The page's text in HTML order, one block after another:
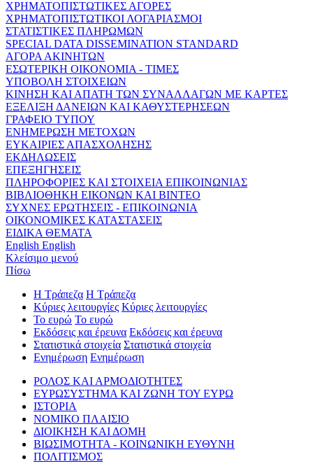
ΧΡΗΜΑΤΟΠΙΣΤΩΤΙΚΕΣ ΑΓΟΡΕΣ
ΧΡΗΜΑΤΟΠΙΣΤΩΤΙΚΟΙ ΛΟΓΑΡΙΑΣΜΟΙ
ΣΤΑΤΙΣΤΙΚΕΣ ΠΛΗΡΩΜΩΝ
SPECIAL DATA DISSEMINATION STANDARD
ΑΓΟΡΑ ΑΚΙΝΗΤΩΝ
ΕΣΩΤΕΡΙΚΗ ΟΙΚΟΝΟΜΙΑ - ΤΙΜΕΣ
ΥΠΟΒΟΛΗ ΣΤΟΙΧΕΙΩΝ
ΚΙΝΗΣΗ ΚΑΙ ΑΠΑΤΗ ΤΩΝ ΣΥΝΑΛΛΑΓΩΝ ΜΕ ΚΑΡΤΕΣ
ΕΞΕΛΙΞΗ ΔΑΝΕΙΩΝ ΚΑΙ ΚΑΘΥΣΤΕΡΗΣΕΩΝ
ΓΡΑΦΕΙΟ ΤΥΠΟΥ
ΕΝΗΜΕΡΩΣΗ ΜΕΤΟΧΩΝ
ΕΥΚΑΙΡΙΕΣ ΑΠΑΣΧΟΛΗΣΗΣ
ΕΚΔΗΛΩΣΕΙΣ
ΕΠΕΞΗΓΗΣΕΙΣ
ΠΛΗΡΟΦΟΡΙΕΣ ΚΑΙ ΣΤΟΙΧΕΙΑ ΕΠΙΚΟΙΝΩΝΙΑΣ
ΒΙΒΛΙΟΘΗΚΗ ΕΙΚΟΝΩΝ ΚΑΙ ΒΙΝΤΕΟ
ΣΥΧΝΕΣ ΕΡΩΤΗΣΕΙΣ - ΕΠΙΚΟΙΝΩΝΙΑ
ΟΙΚΟΝΟΜΙΚΕΣ ΚΑΤΑΣΤΑΣΕΙΣ
ΕΙΔΙΚΑ ΘΕΜΑΤΑ
English English
Κλείσιμο μενού
Πίσω
Η Τράπεζα Η Τράπεζα
Κύριες λειτουργίες Κύριες λειτουργίες
Το ευρώ Το ευρώ
Εκδόσεις και έρευνα Εκδόσεις και έρευνα
Στατιστικά στοιχεία Στατιστικά στοιχεία
Ενημέρωση Ενημέρωση
ΡΟΛΟΣ ΚΑΙ ΑΡΜΟΔΙΟΤΗΤΕΣ
ΕΥΡΩΣΥΣΤΗΜΑ ΚΑΙ ΖΩΝΗ ΤΟΥ ΕΥΡΩ
ΙΣΤΟΡΙΑ
ΝΟΜΙΚΟ ΠΛΑΙΣΙΟ
ΔΙΟΙΚΗΣΗ ΚΑΙ ΔΟΜΗ
ΒΙΩΣΙΜΟΤΗΤΑ - ΚΟΙΝΩΝΙΚΗ ΕΥΘΥΝΗ
ΠΟΛΙΤΙΣΜΟΣ